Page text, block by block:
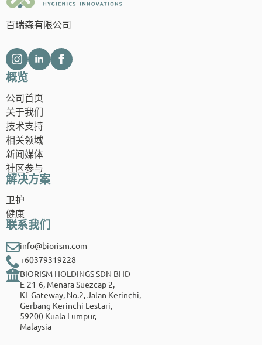
百瑞森有限公司
概览
公司首页
关于我们
技术支持
相关领域
新闻媒体
社区参与
解决方案
卫护
健康
联系我们
info@biorism.com
+60379319228
BIORISM HOLDINGS SDN BHD
E-21-6, Menara Suezcap 2,
KL Gateway, No.2, Jalan Kerinchi,
Gerbang Kerinchi Lestari,
59200 Kuala Lumpur,
Malaysia